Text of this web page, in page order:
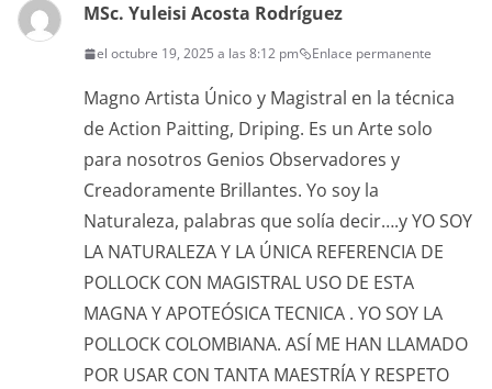
MSc. Yuleisi Acosta Rodríguez
el octubre 19, 2025 a las 8:12 pm Enlace permanente
Magno Artista Único y Magistral en la técnica
de Action Paitting, Driping. Es un Arte solo
para nosotros Genios Observadores y
Creadoramente Brillantes. Yo soy la
Naturaleza, palabras que solía decir….y YO SOY
LA NATURALEZA Y LA ÚNICA REFERENCIA DE
POLLOCK CON MAGISTRAL USO DE ESTA
MAGNA Y APOTEÓSICA TECNICA . YO SOY LA
POLLOCK COLOMBIANA. ASÍ ME HAN LLAMADO
POR USAR CON TANTA MAESTRÍA Y RESPETO